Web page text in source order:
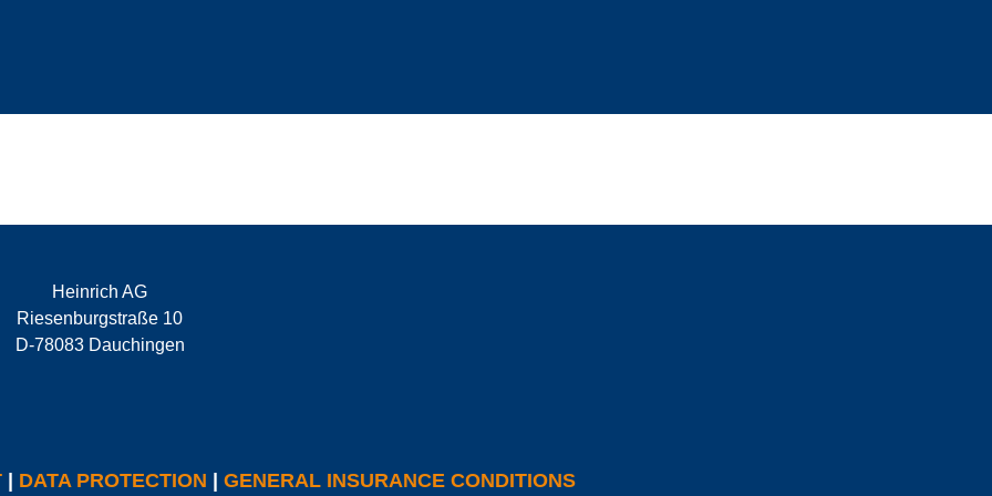
Heinrich AG
Riesenburgstraße 10
D-78083 Dauchingen
DATA PROTECTION GENERAL INSURANCE CONDITIONS